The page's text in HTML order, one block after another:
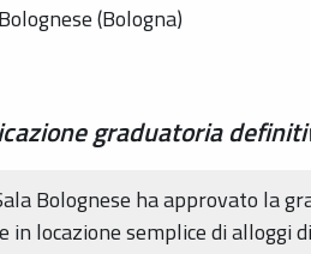
(Bologna)
graduatoria
Bolognese ha approvato la
in locazione semplice di alloggi